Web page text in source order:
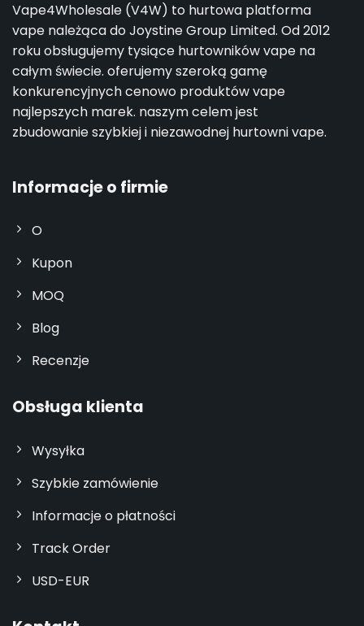
Vape4Wholesale (V4W) to hurtowa platforma
vape należąca do Joystine Group Limited. Od 2012
roku obsługujemy tysiące hurtowników vape na
całym świecie. oferujemy szeroką gamę
konkurencyjnych cenowo produktów vape
najlepszych marek. naszym celem jest
zbudowanie szybkiej i niezawodnej hurtowni vape.
Informacje o firmie
O
Kupon
MOQ
Blog
Recenzje
Obsługa klienta
Wysyłka
Szybkie zamówienie
Informacje o płatności
Track Order
USD-EUR